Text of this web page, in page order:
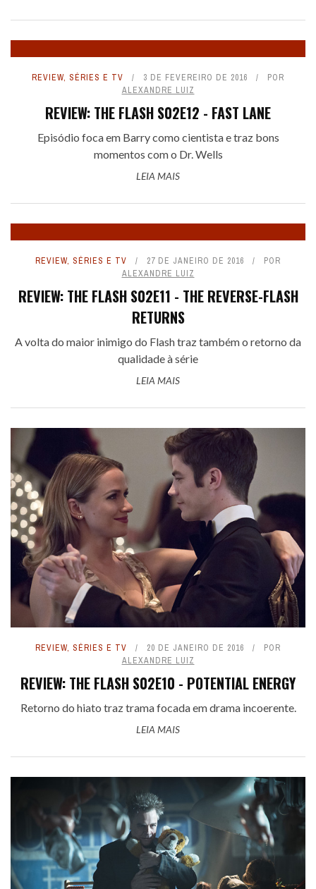
REVIEW, SÉRIES E TV 3 DE FEVEREIRO DE 2016
POR
ALEXANDRE LUIZ
REVIEW: THE FLASH S02E12 - FAST LANE
Episódio foca em Barry como cientista e traz bons
momentos com o Dr. Wells
LEIA MAIS
REVIEW, SÉRIES E TV 27 DE JANEIRO DE 2016
POR
ALEXANDRE LUIZ
REVIEW: THE FLASH S02E11 - THE REVERSE-FLASH
RETURNS
A volta do maior inimigo do Flash traz também o retorno da
qualidade à série
LEIA MAIS
REVIEW, SÉRIES E TV 20 DE JANEIRO DE 2016
POR
ALEXANDRE LUIZ
REVIEW: THE FLASH S02E10 - POTENTIAL ENERGY
Retorno do hiato traz trama focada em drama incoerente.
LEIA MAIS